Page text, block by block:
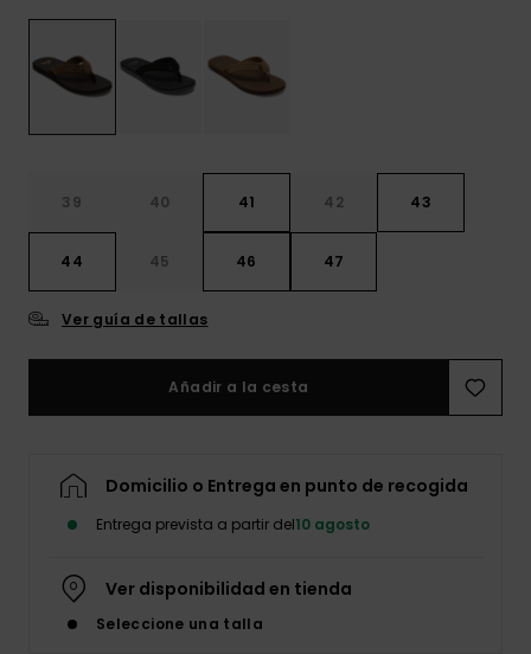
Consultar
las FAQ
39 40 41 42 43
44 45 46 47
Ver guía de tallas
Añadir a la cesta
Domicilio o Entrega en punto de recogida
Entrega prevista a partir del10 agosto
Ver disponibilidad en tienda
Seleccione una talla